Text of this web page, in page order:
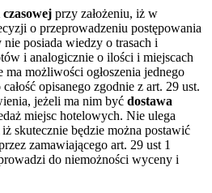
czasowej przy założeniu, iż w
o przeprowadzeniu postępowania
posiada wiedzy o trasach i
i analogicznie o ilości i miejscach
możliwości ogłoszenia jednego
opisanego zgodnie z art. 29 ust.
jeżeli ma nim być dostawa
miejsc hotelowych. Nie ulega
skutecznie będzie można postawić
zamawiającego art. 29 ust 1
do niemożności wyceny i